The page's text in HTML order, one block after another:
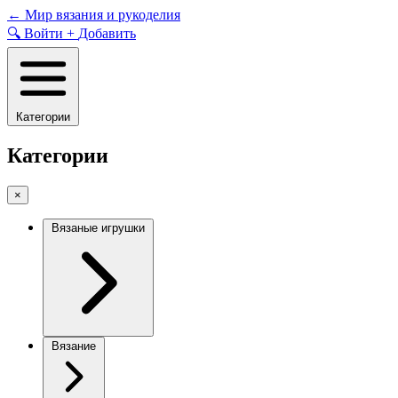
Skip
to
content
← Мир вязания и рукоделия
🔍 Войти + Добавить
Категории
Категории
×
Вязаные игрушки
Вязание